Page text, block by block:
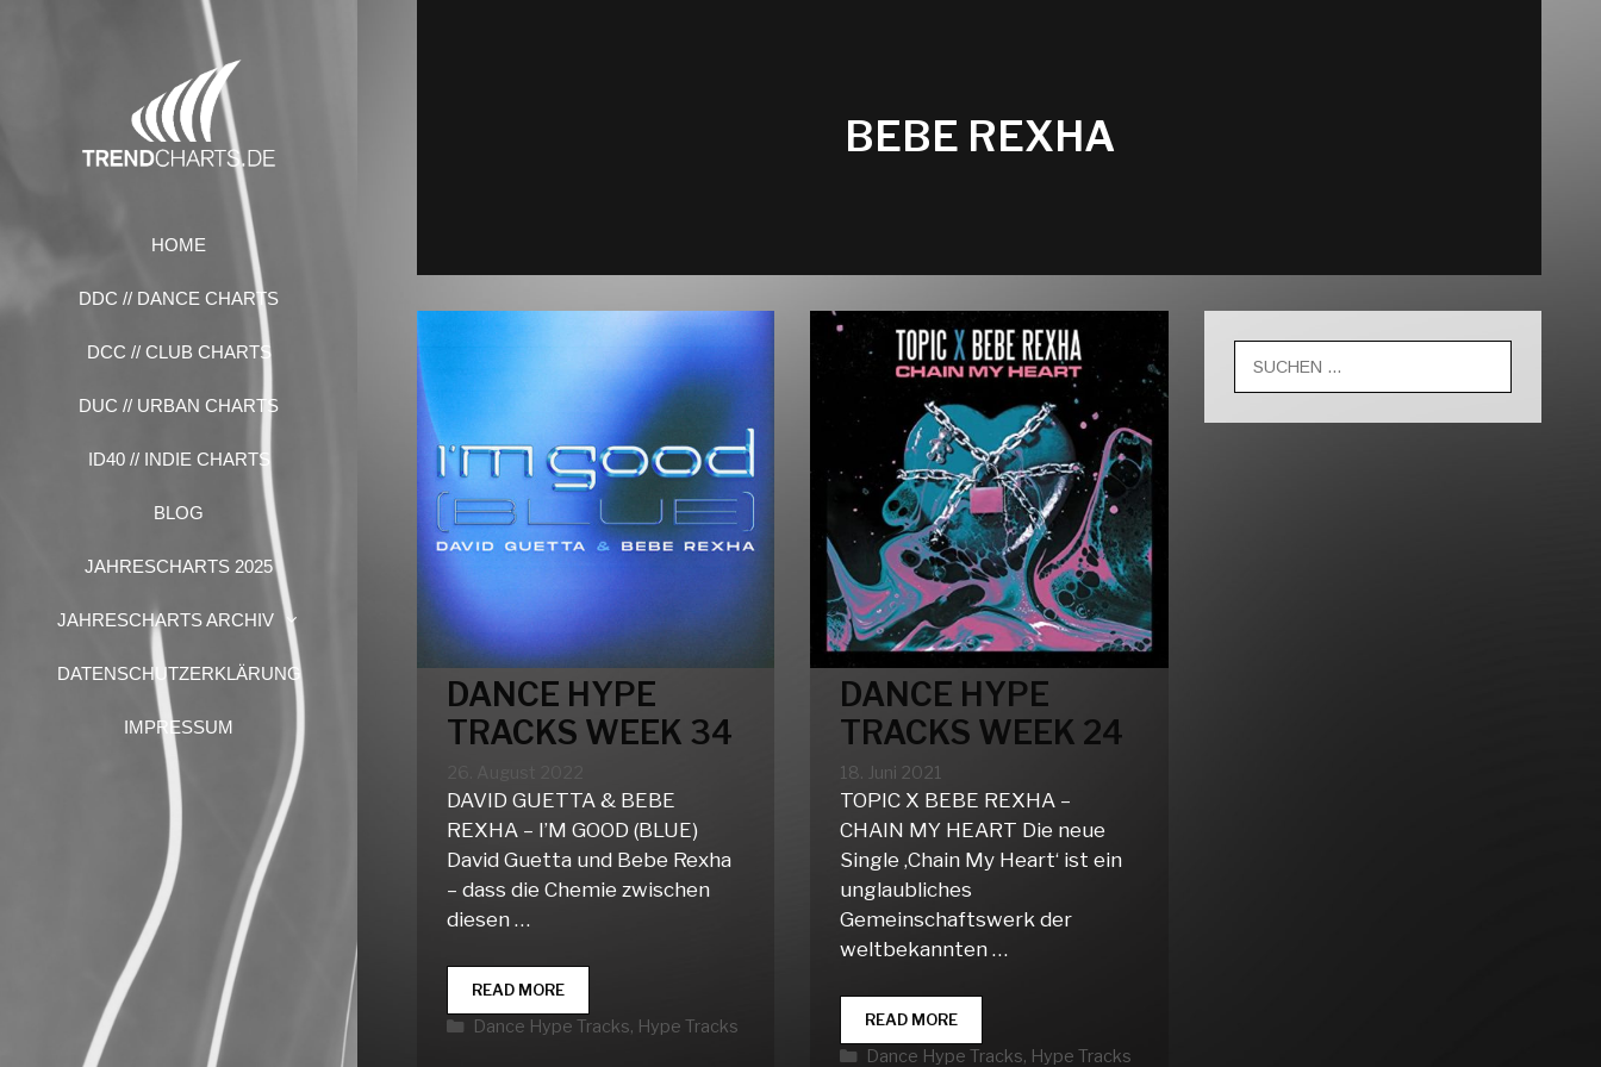
HOME
DDC // DANCE CHARTS
DCC // CLUB CHARTS
DUC // URBAN CHARTS
ID40 // INDIE CHARTS
BLOG
JAHRESCHARTS 2025
JAHRESCHARTS ARCHIV
DATENSCHUTZERKLÄRUNG
IMPRESSUM
BEBE REXHA
DANCE HYPE
TRACKS WEEK 34
DAVID GUETTA & BEBE
REXHA – I’M GOOD (BLUE)
David Guetta und Bebe Rexha
– dass die Chemie zwischen
diesen …
READ MOREDANCE
HYPE
TRACKS
Kategorien
Dance Hype Tracks, Hype Tracks
DANCE HYPE
TRACKS WEEK 24
18. Juni 2021
TOPIC X BEBE REXHA –
CHAIN MY HEART Die neue
Single ‚Chain My Heart‘ ist ein
unglaubliches
Gemeinschaftswerk der
weltbekannten …
READ MOREDANCE
HYPE
Kategorien
Dance Hype Tracks, Hype Tracks
nach: